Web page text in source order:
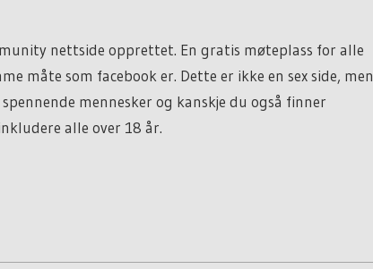
nettside opprettet. En gratis møteplass for alle
måte som facebook er. Dette er ikke en sex side, men
mennesker og kanskje du også finner
alle over 18 år.